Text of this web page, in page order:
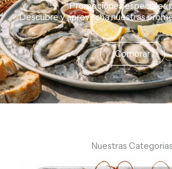
Promociones especiales
Descubreyaprovechanuestras
Comprar
Nuestras Categorias